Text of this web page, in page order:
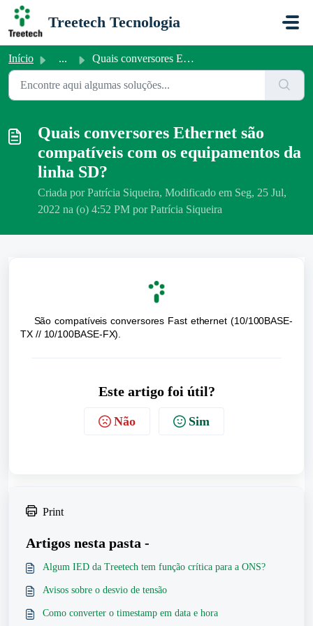
Ir para o conteúdo principal
Treetech Tecnologia
Início ... Quais conversores Ethernet são compatíveis com os equipam...
Quais conversores Ethernet são
compatíveis com os equipamentos da
linha SD?
Criada por Patrícia Siqueira, Modificado em Seg, 25 Jul,
2022 na (o) 4:52 PM por Patrícia Siqueira
São compatíveis conversores Fast ethernet (10/100BASE-
TX // 10/100BASE-FX).
Este artigo foi útil?
Não Sim
Print
Artigos nesta pasta -
Algum IED da Treetech tem função crítica para a ONS?
Avisos sobre o desvio de tensão
Como converter o timestamp em data e hora